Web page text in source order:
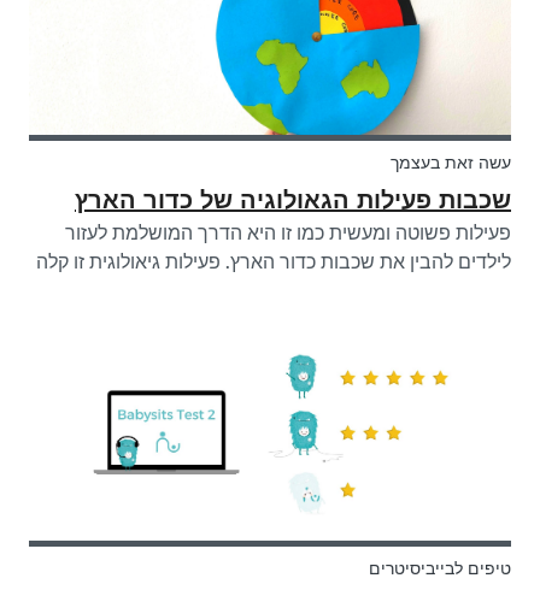
עשה זאת בעצמך
שכבות פעילות הגאולוגיה של כדור הארץ
פעילות פשוטה ומעשית כמו זו היא הדרך המושלמת לעזור
לילדים להבין את שכבות כדור הארץ. פעילות גיאולוגית זו קלה
טיפים לבייביסיטרים